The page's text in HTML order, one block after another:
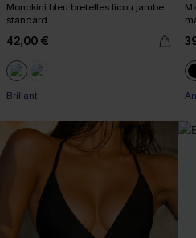
Monokini bleu bretelles licou jambe
standard
42,00 €
Brillant